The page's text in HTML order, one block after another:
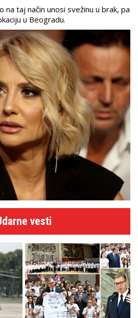
na taj način unosi svežinu u brak, pa
u Beogradu.
vesti